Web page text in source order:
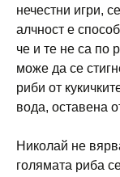
нечестни игри,
алчност е
че и те не са по
може да се
риби от
вода, оставена
Николай не
голямата риба